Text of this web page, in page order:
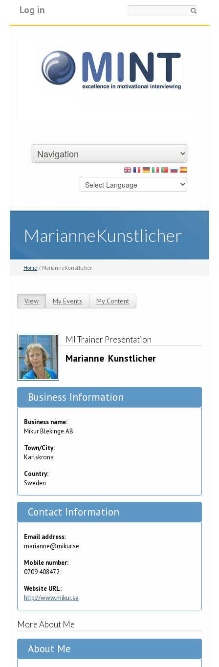
Log in
MarianneKunstlicher
Home / MarianneKunstlicher
View (active tab)
My Events My Content
MI Trainer Presentation
Marianne Kunstlicher
Business Information
Business name:
Mikur Blekinge AB
Town/City:
Karlskrona
Country:
Sweden
Contact Information
Email address:
marianne@mikur.se
Mobile number:
0709 408472
Website URL:
http://www.mikur.se
More About Me
About Me